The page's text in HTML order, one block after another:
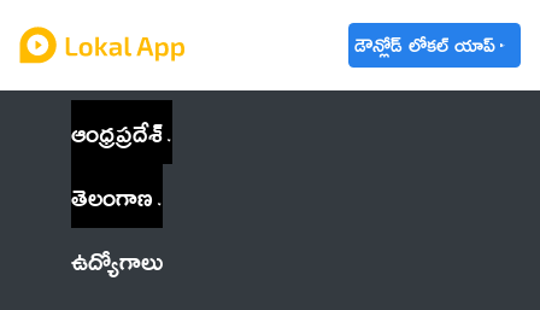
డౌన్లోడ్ లోకల్ యాప్
ఆంధ్రప్రదేశ్
తెలంగాణ
ఉద్యోగాలు